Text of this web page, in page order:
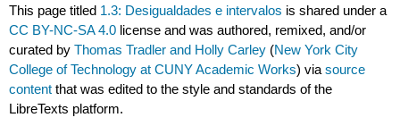
This page titled 1.3: Desigualdades e intervalos is shared under a
CC BY-NC-SA 4.0 license and was authored, remixed, and/or
curated byThomas Tradler and Holly Carley (New York City
College of Technology at CUNY Academic Works) viasource
content that was edited to the style and standards of the
LibreTexts platform.